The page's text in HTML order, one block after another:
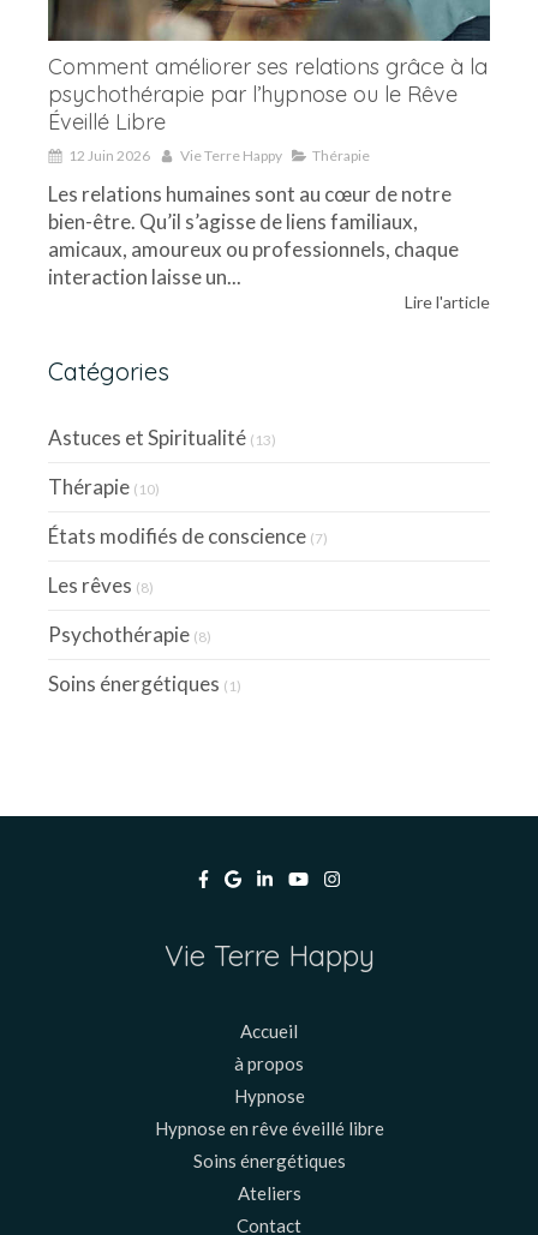
Comment améliorer ses relations grâce à la
psychothérapie par l’hypnose ou le Rêve
Éveillé Libre
12 Juin 2026 Vie Terre Happy Thérapie
Les relations humaines sont au cœur de notre
bien-être. Qu’il s’agisse de liens familiaux,
amicaux, amoureux ou professionnels, chaque
interaction laisse un...
Lire l'article
Catégories
Astuces et Spiritualité (13)
Thérapie (10)
États modifiés de conscience (7)
Les rêves (8)
Psychothérapie (8)
Soins énergétiques (1)
Vie Terre Happy
Accueil
à propos
Hypnose
Hypnose en rêve éveillé libre
Soins énergétiques
Ateliers
Contact